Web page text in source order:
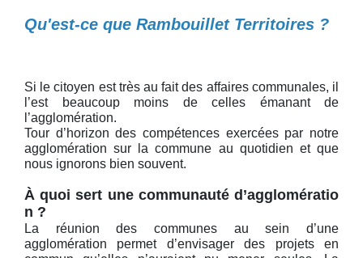
Qu'est-ce que Rambouillet Territoires ?
Si le citoyen est très au fait des affaires communales, il
l’est beaucoup moins de celles émanant de
l’agglomération.
Tour d’horizon des compétences exercées par notre
agglomération sur la commune au quotidien et que
nous ignorons bien souvent.
À quoi sert une communauté d’agglomératio
n ?
La réunion des communes au sein d’une
agglomération permet d’envisager des projets en